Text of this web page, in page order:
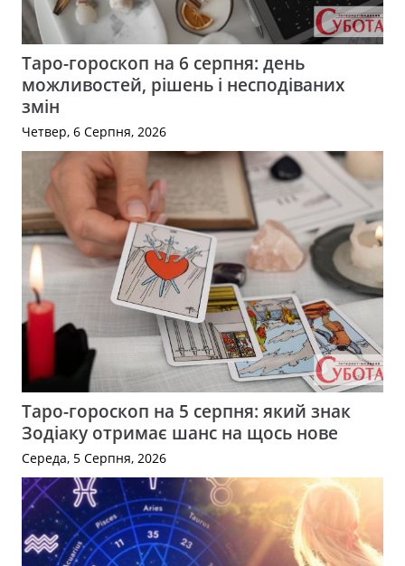
Таро-гороскоп на 6 серпня: день
можливостей, рішень і несподіваних
змін
Четвер, 6 Серпня, 2026
Таро-гороскоп на 5 серпня: який знак
Зодіаку отримає шанс на щось нове
Середа, 5 Серпня, 2026